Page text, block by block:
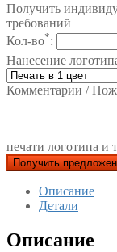
Получить
требований
Кол-во*:
Нанесение
Комментарии /
печати логотипа и
Получить
Описание
Детали
Описание